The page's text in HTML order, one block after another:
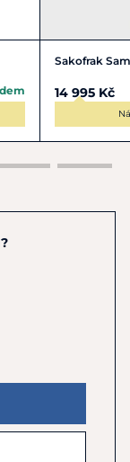
Sakofrak
14 995 Kč